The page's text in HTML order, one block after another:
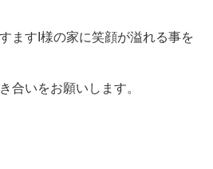
ますI様の家に笑顔が溢れる事を
合いをお願いします。